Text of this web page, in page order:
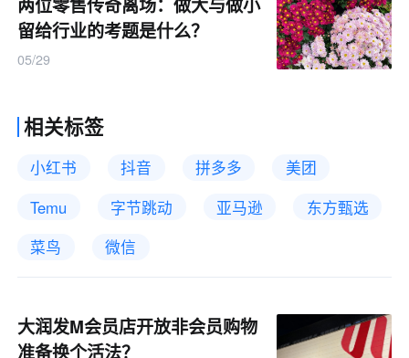
留给行业的考题是什么？
05/29
相关标签
小红书 抖音 拼多多
美团
Temu
字节跳动 亚马逊
东方甄选
菜鸟
微信
大润发M会员店开放非会员购物
准备换个活法？